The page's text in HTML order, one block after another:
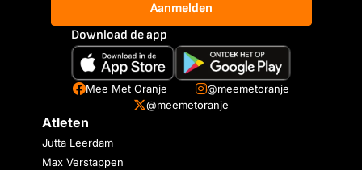
Aanmelden
Download de app
Mee Met Oranje
@meemetoranje
@meemetoranje
Atleten
Jutta Leerdam
Max Verstappen